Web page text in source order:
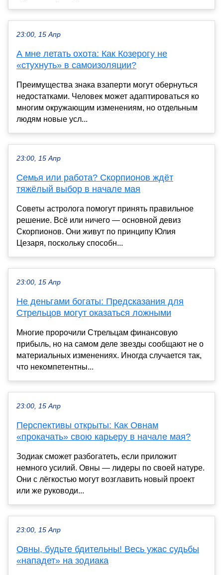
23:00, 15 Апр
А мне летать охота: Как Козерогу не
«стухнуть» в самоизоляции?
Преимущества знака взаперти могут обернуться
недостатками. Человек может адаптироваться ко
многим окружающим изменениям, но отдельным
людям новые усл...
23:00, 15 Апр
Семья или работа? Скорпионов ждёт
тяжёлый выбор в начале мая
Советы астролога помогут принять правильное
решение. Всё или ничего — основной девиз
Скорпионов. Они живут по принципу Юлия
Цезаря, поскольку способн...
23:00, 15 Апр
Не деньгами богаты: Предсказания для
Стрельцов могут оказаться ложными
Многие пророчили Стрельцам финансовую
прибыль, но на самом деле звезды сообщают не о
материальных изменениях. Иногда случается так,
что некомпетентны...
23:00, 15 Апр
Перспективы открыты: Как Овнам
«прокачать» свою карьеру в начале мая?
Зодиак сможет разбогатеть, если приложит
немного усилий. Овны — лидеры по своей натуре.
Они с лёгкостью могут возглавить новый проект
или же руководи...
23:00, 15 Апр
Овны, будьте бдительны! Весь ужас судьбы
«нападет» на зодиака